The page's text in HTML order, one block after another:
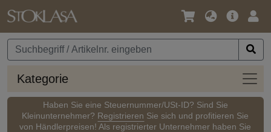
Sprache
Währung
Kategorie
Haben Sie eine Steuernummer/USt-ID? Sind Sie
Kleinunternehmer? Registrieren Sie sich und profitieren Sie
von Händlerpreisen! Als registrierter Unternehmer haben Sie